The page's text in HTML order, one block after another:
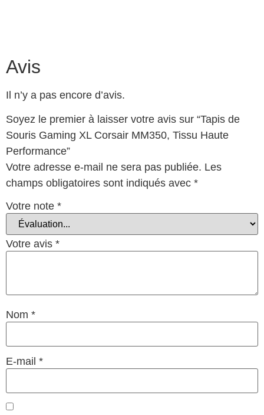
Avis
Il n’y a pas encore d’avis.
Soyez le premier à laisser votre avis sur “Tapis de
Souris Gaming XL Corsair MM350, Tissu Haute
Performance”
Votre adresse e-mail ne sera pas publiée. Les
champs obligatoires sont indiqués avec *
Votre note *
Votre avis *
Nom *
E-mail *